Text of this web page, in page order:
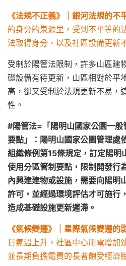
《法規不正義》 ｜銀河法規的不
的身分的泉源里，受到不平等的
法取得身分，以及社區設備更新
受制於陽管法限制，許多山區建
礎設備有待更新，山區相對於平
高，卻又受制於法規更新不易，
性。
#陽管法=「陽明山國家公園一般
要點 」：陽明山國家公園管理處
組織條例第15條規定，訂定陽明
使用分區管制要點，限制開發行
內興建建物或設施，需要向陽明
許可 ，並經過環境評估才可施行
造成基礎設施更新遲滯。
《氣候變遷》 ｜星際氣候變遷的
日氣溫上升，社區中心用電增加
並長期負擔電費的長者飽受經濟